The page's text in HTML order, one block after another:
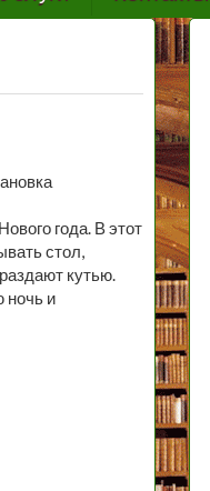
года. В этот
стол,
кутью.
ночь и